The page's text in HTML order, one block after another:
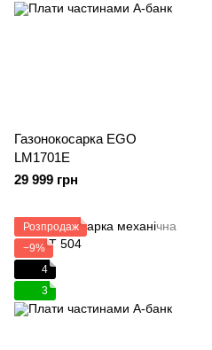
Газонокосарка EGO
LM1701E
29 999 грн
Розпродаж
−9%
4
3